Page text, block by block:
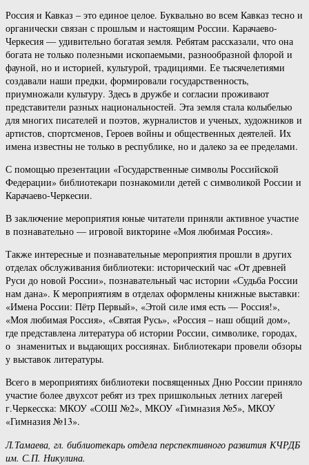
Россия и Кавказ – это единое целое. Буквально во всем Кавказ тесно и
органически связан с прошлым и настоящим России. Карачаево-
Черкесия — удивительно богатая земля. Ребятам рассказали, что она
богата не только полезными ископаемыми, разнообразной флорой и
фауной, но и историей, культурой, традициями. Ее тысячелетиями
создавали наши предки, формировали государственность,
приумножали культуру. Здесь в дружбе и согласии проживают
представители разных национальностей. Эта земля стала колыбелью
для многих писателей и поэтов, журналистов и ученых, художников и
артистов, спортсменов, Героев войны и общественных деятелей. Их
имена известны не только в республике, но и далеко за ее пределами.
С помощью презентации «Государственные символы Российской
Федерации» библиотекари познакомили детей с символикой России и
Карачаево-Черкесии.
В заключение мероприятия юные читатели приняли активное участие
в познавательно — игровой викторине «Моя любимая Россия».
Также интересные и познавательные мероприятия прошли в других
отделах обслуживания библиотеки: исторический час «От древней
Руси до новой России», познавательный час истории «Судьба России
нам дана». К мероприятиям в отделах оформлены книжные выставки:
«Имена России: Пётр Первый», «Этой силе имя есть — Россия!»,
«Моя любимая Россия», «Святая Русь», «Россия – наш общий дом»,
где представлена литература об истории России, символике, городах,
о знаменитых и выдающих россиянах. Библиотекари провели обзоры
у выставок литературы.
Всего в мероприятиях библиотеки посвященных Дню России приняло
участие более двухсот ребят из трех пришкольных летних лагерей
г.Черкесска: МКОУ «СОШ №2», МКОУ «Гимназия №5», МКОУ
«Гимназия №13».
Л.Тамаева, гл. библиотекарь отдела перспективного развития КЧРДБ
им. С.П. Никулина.